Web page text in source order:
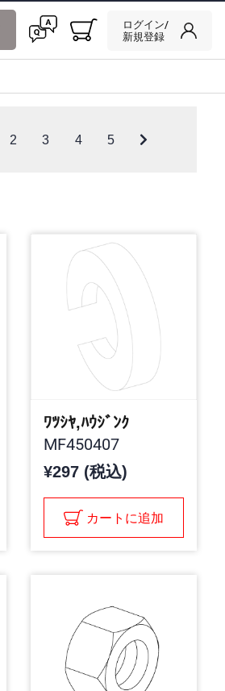
ログイン/
新規登録
2 3 4 5
ﾜﾂｼﾔ,ﾊｳｼﾞﾝｸ
MF450407
¥297 (税込)
カートに追加